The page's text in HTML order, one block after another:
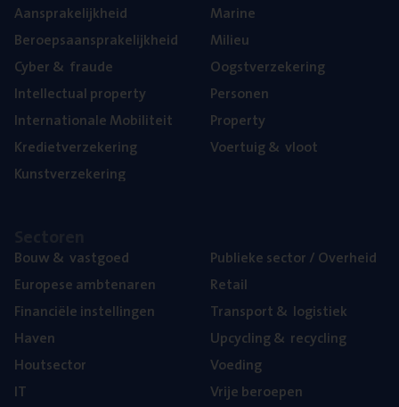
Aan­spra­ke­lijk­heid
Beroeps­aan­spra­ke­lijk­heid
Cyber& fraude
Intel­lec­tu­al property
Inter­na­ti­o­na­le Mobiliteit
Kre­diet­ver­ze­ke­ring
Kunst­ver­ze­ke­ring
Mari­ne
Mili­eu
Oogst­ver­ze­ke­ring
Per­so­nen
Pro­per­ty
Voer­tuig& vloot
Bouw& vastgoed
Euro­pe­se ambtenaren
Finan­ci­ë­le instellingen
Haven
Hout­sec­tor
IT
Publie­ke sec­tor / Overheid
Retail
Trans­port& logistiek
Upcy­cling& recycling
Voe­ding
Vrije beroe­pen